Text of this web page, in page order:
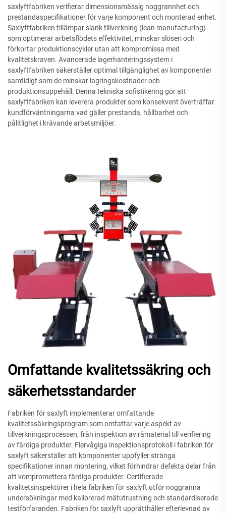
saxlyftfabriken verifierar dimensionsmässig noggrannhet och
prestandaspecifikationer för varje komponent och monterad enhet.
Saxlyftfabriken tillämpar slank tillverkning (lean manufacturing)
som optimerar arbetsflödets effektivitet, minskar slöseri och
förkortar produktionscykler utan att kompromissa med
kvalitetskraven. Avancerade lagerhanteringssystem i
saxlyftfabriken säkerställer optimal tillgänglighet av komponenter
samtidigt som de minskar lagringskostnader och
produktionsuppehåll. Denna tekniska sofistikering gör att
saxlyftfabriken kan leverera produkter som konsekvent överträffar
kundförväntningarna vad gäller prestanda, hållbarhet och
pålitlighet i krävande arbetsmiljöer.
Omfattande kvalitetssäkring och
säkerhetsstandarder
Fabriken för saxlyft implementerar omfattande
kvalitetssäkringsprogram som omfattar varje aspekt av
tillverkningsprocessen, från inspektion av råmaterial till verifiering
av färdiga produkter. Flervågiga inspektionsprotokoll i fabriken för
saxlyft säkerställer att komponenter uppfyller stränga
specifikationer innan montering, vilket förhindrar defekta delar från
att kompromettera färdiga produkter. Certifierade
kvalitetsinspektörer i hela fabriken för saxlyft utför noggranna
undersökningar med kalibrerad mätutrustning och standardiserade
testförfaranden. Fabriken för saxlyft upprätthåller efterlevnad av